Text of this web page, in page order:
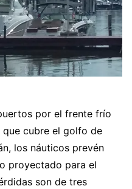
por el frente frío
que cubre el golfo de
los náuticos prevén
proyectado para el
son de tres